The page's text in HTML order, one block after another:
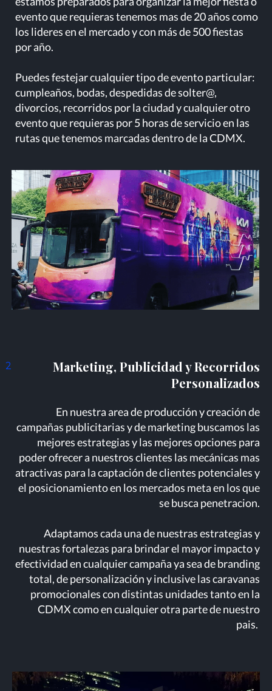
evento que requieras tenemos mas de 20 años como
los lideres en el mercado y con más de 500 fiestas
por año.
Puedes festejar cualquier tipo de evento particular:
cumpleaños, bodas, despedidas de solter@,
divorcios, recorridos por la ciudad y cualquier otro
evento que requieras por 5 horas de servicio en las
rutas que tenemos marcadas dentro de la CDMX.
2
Marketing, Publicidad y Recorridos
Personalizados
En nuestra area de producción y creación de
campañas publicitarias y de marketing buscamos las
mejores estrategias y las mejores opciones para
poder ofrecer a nuestros clientes las mecánicas mas
atractivas para la captación de clientes potenciales y
el posicionamiento en los mercados meta en los que
se busca penetracion.
Adaptamos cada una de nuestras estrategias y
nuestras fortalezas para brindar el mayor impacto y
efectividad en cualquier campaña ya sea de branding
total, de personalización y inclusive las caravanas
promocionales con distintas unidades tanto en la
CDMX como en cualquier otra parte de nuestro
pais.